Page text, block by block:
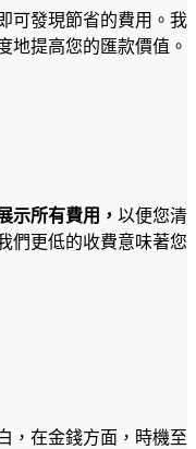
可發現節省的費用。我
地提高您的匯款價值。
示所有費用， 以便您清
們更低的收費意味著您
，在金錢方面，時機至